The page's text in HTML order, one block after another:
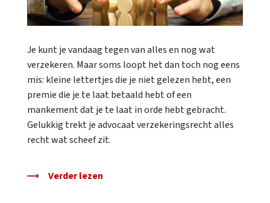
Je kunt je vandaag tegen van alles en nog wat
verzekeren. Maar soms loopt het dan toch nog eens
mis: kleine lettertjes die je niet gelezen hebt, een
premie die je te laat betaald hebt of een
mankement dat je te laat in orde hebt gebracht.
Gelukkig trekt je advocaat verzekeringsrecht alles
recht wat scheef zit.
Verder lezen